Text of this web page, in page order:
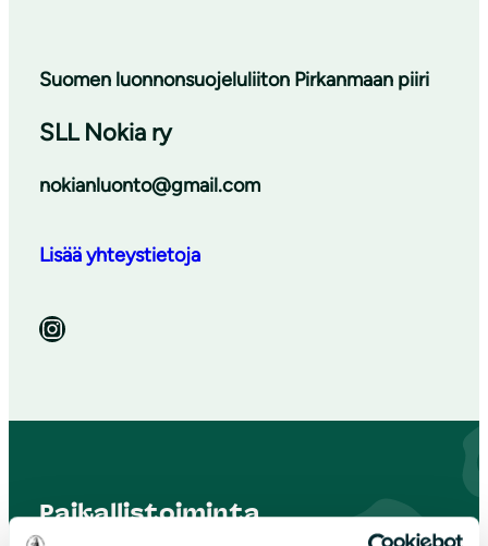
Suomen luonnonsuojeluliiton Pirkanmaan piiri
SLL Nokia ry
nokianluonto@gmail.com
Lisää yhteystietoja
Instagram
Paikallistoiminta